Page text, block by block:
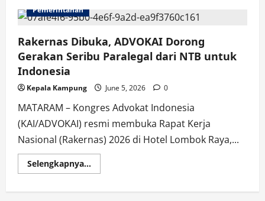
Pemerintahan
Rakernas Dibuka, ADVOKAI Dorong
Gerakan Seribu Paralegal dari NTB untuk
Indonesia
Kepala Kampung June 5, 2026 0
MATARAM – Kongres Advokat Indonesia
(KAI/ADVOKAI) resmi membuka Rapat Kerja
Nasional (Rakernas) 2026 di Hotel Lombok Raya,...
Selengkapnya...
more